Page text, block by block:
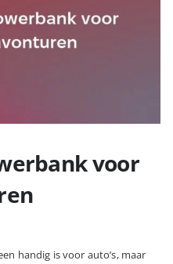
voor
handig is voor auto’s, maar